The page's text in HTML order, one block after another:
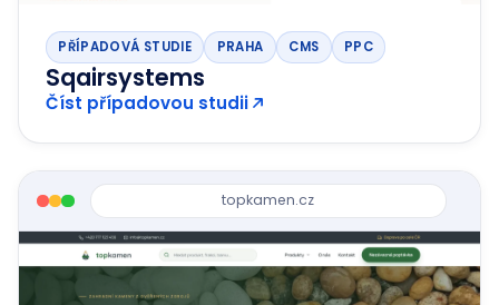
PŘÍPADOVÁ STUDIE PRAHA CMS PPC
Sqairsystems
Číst případovou studii
topkamen.cz